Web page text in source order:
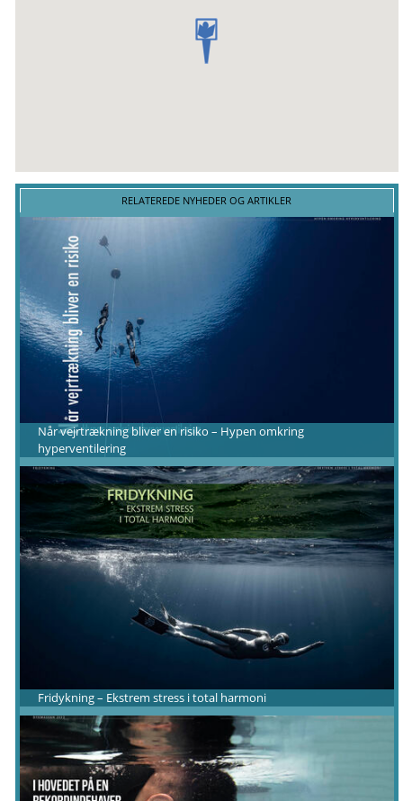
RELATEREDE NYHEDER OG ARTIKLER
Når vejrtrækning bliver en risiko – Hypen omkring
hyperventilering
Fridykning – Ekstrem stress i total harmoni